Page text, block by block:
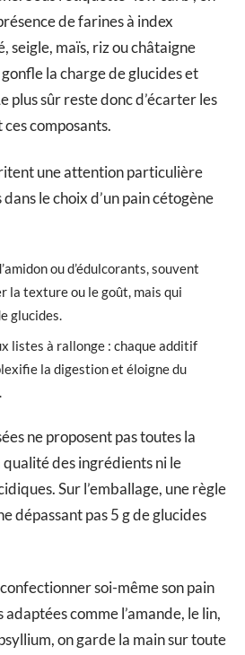
de farines à index
seigle, maïs, riz ou châtaigne
la charge de glucides et
plus sûr reste donc d’écarter les
composants.
une attention particulière
le choix d’un pain cétogène
ou d’édulcorants, souvent
la texture ou le goût, mais qui
glucides.
listes à rallonge : chaque additif
la digestion et éloigne du
ne proposent pas toutes la
qualité des ingrédients ni le
Sur l’emballage, une règle
dépassant pas 5 g de glucides
soi-même son pain
comme l’amande, le lin,
on garde la main sur toute